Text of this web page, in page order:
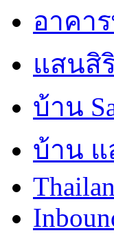
อาคา
แสนสิ
บ้าน
บ้าน